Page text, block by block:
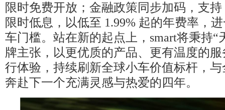
限时免费开放；金融政策同步加码，支持
限时低息，以低至 1.99% 起的年费率，
车门槛。站在新的起点上，smart将秉持“
牌主张，以更优质的产品、更有温度的
行体验，持续刷新全球小车价值标杆，
奔赴下一个充满灵感与热爱的四年。